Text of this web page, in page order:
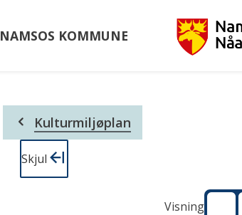
NAMSOS KOMMUNE
her:
Kulturmiljøplan
Skjul
Visning